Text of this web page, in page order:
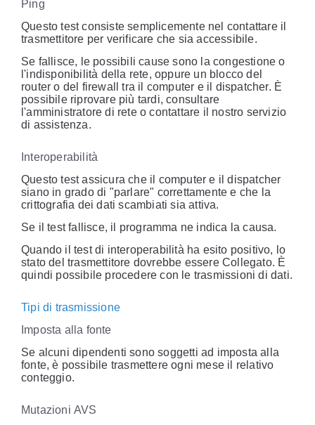
Ping
Questo test consiste semplicemente nel contattare il
trasmettitore per verificare che sia accessibile.
Se fallisce, le possibili cause sono la congestione o
l'indisponibilità della rete, oppure un blocco del
router o del firewall tra il computer e il dispatcher. È
possibile riprovare più tardi, consultare
l'amministratore di rete o contattare il nostro servizio
di assistenza.
Interoperabilità
Questo test assicura che il computer e il dispatcher
siano in grado di "parlare" correttamente e che la
crittografia dei dati scambiati sia attiva.
Se il test fallisce, il programma ne indica la causa.
Quando il test di interoperabilità ha esito positivo, lo
stato del trasmettitore dovrebbe essere Collegato. È
quindi possibile procedere con le trasmissioni di dati.
Tipi di trasmissione
Imposta alla fonte
Se alcuni dipendenti sono soggetti ad imposta alla
fonte, è possibile trasmettere ogni mese il relativo
conteggio.
Mutazioni AVS